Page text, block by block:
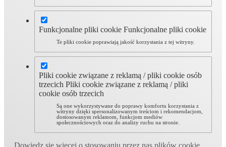
Funkcjonalne pliki cookie Funkcjonalne pliki cookie
Te pliki cookie poprawiają jakość korzystania z tej witryny.
Pliki cookie związane z reklamą / pliki cookie osób
trzecich Pliki cookie związane z reklamą / pliki
cookie osób trzecich
Są one wykorzystywane do poprawy komfortu korzystania z
witryny dzięki spersonalizowanym treściom i rekomendacjom,
dostosowanym reklamom, funkcjom mediów
społecznościowych oraz do analizy ruchu na stronie.
Dowiedz się więcej o stosowaniu przez nas plików cookie